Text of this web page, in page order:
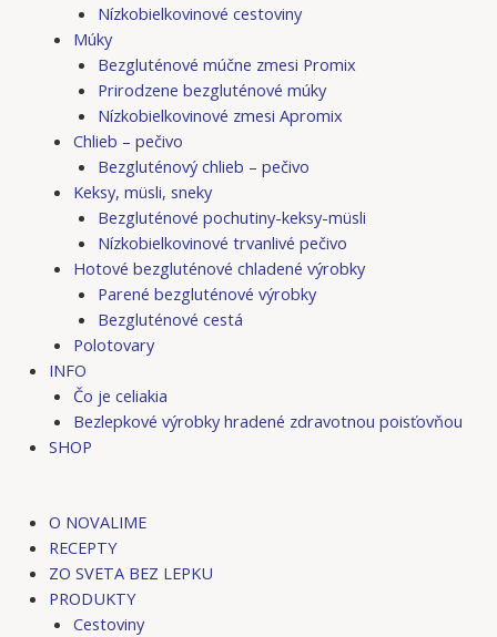
Nízkobielkovinové cestoviny
Múky
Bezgluténové múčne zmesi Promix
Prirodzene bezgluténové múky
Nízkobielkovinové zmesi Apromix
Chlieb – pečivo
Bezgluténový chlieb – pečivo
Keksy, müsli, sneky
Bezgluténové pochutiny-keksy-müsli
Nízkobielkovinové trvanlivé pečivo
Hotové bezgluténové chladené výrobky
Parené bezgluténové výrobky
Bezgluténové cestá
Polotovary
INFO
Čo je celiakia
Bezlepkové výrobky hradené zdravotnou poisťovňou
SHOP
O NOVALIME
RECEPTY
ZO SVETA BEZ LEPKU
PRODUKTY
Cestoviny